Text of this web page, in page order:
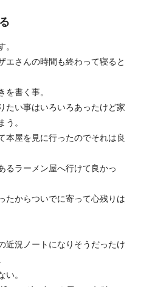
さんの時間も終わって寝ると
書く事。
い事はいろいろあったけど家
。
屋を見に行ったのでそれは良
ラーメン屋へ行けて良かっ
からついでに寄って心残りは
況ノートになりそうだったけ
。